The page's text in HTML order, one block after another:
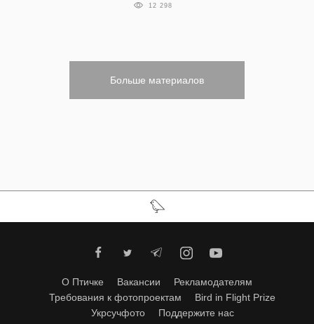
12 298
Больше материалов
О Птичке Вакансии
Рекламодателям
Требования к фотопроектам
Bird in Flight Prize
Укрсучфото
Поддержите нас